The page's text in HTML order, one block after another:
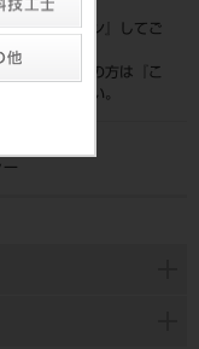
ログイン
』してご
。
員登録がまだの方は『
こ
り登録ください。
ー